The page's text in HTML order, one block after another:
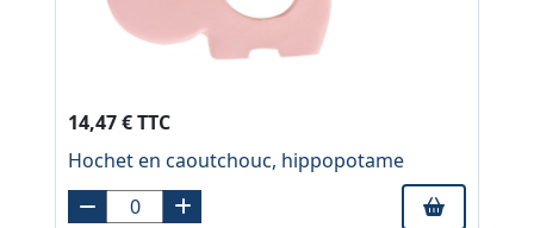
14,47 € TTC
Hochet en caoutchouc, hippopotame